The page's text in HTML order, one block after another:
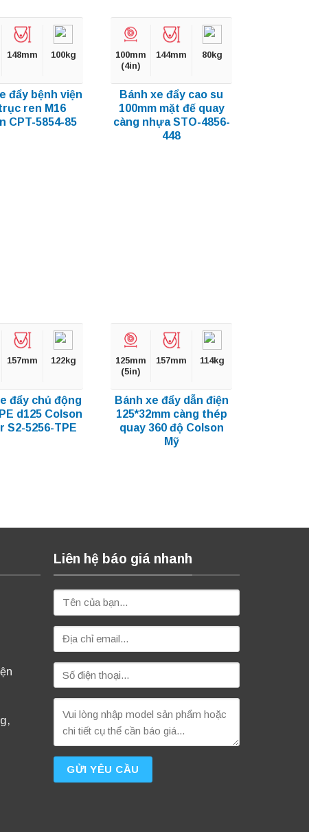
148mm 100kg
đẩy bệnh viện
ren M16
CPT-5854-85
100mm
(4in)
144mm 80kg
Bánh xe đẩy cao su
100mm mặt đế quay
càng nhựa STO-4856-
448
157mm 122kg
đẩy chủ động
d125 Colson
S2-5256-TPE
125mm
(5in)
157mm 114kg
Bánh xe đẩy dẫn điện
125*32mm càng thép
quay 360 độ Colson
Mỹ
Liên hệ báo giá nhanh